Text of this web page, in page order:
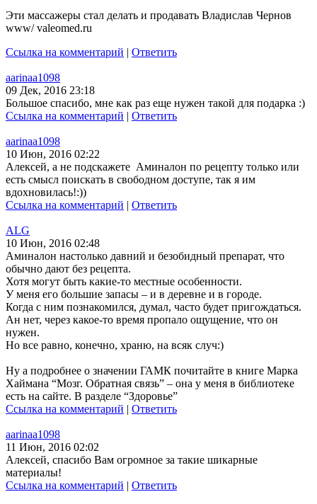
Эти массажеры стал делать и продавать Владислав Чернов
www/ valeomed.ru
Ссылка на комментарий | Ответить
aarinaa1098
09 Дек, 2016 23:18
Большое спасибо, мне как раз еще нужен такой для подарка :)
Ссылка на комментарий | Ответить
aarinaa1098
10 Июн, 2016 02:22
Алексей, а не подскажете Аминалон по рецепту только или
есть смысл поискать в свободном доступе, так я им
вдохновилась!:))
Ссылка на комментарий | Ответить
ALG
10 Июн, 2016 02:48
Аминалон настолько давний и безобидный препарат, что
обычно дают без рецепта.
Хотя могут быть какие-то местные особенности.
У меня его большие запасы – и в деревне и в городе.
Когда с ним познакомился, думал, часто будет пригождаться.
Ан нет, через какое-то время пропало ощущение, что он
нужен.
Но все равно, конечно, храню, на всяк случ:)
Ну а подробнее о значении ГАМК почитайте в книге Марка
Хаймана “Мозг. Обратная связь” – она у меня в библиотеке
есть на сайте. В разделе “Здоровье”
Ссылка на комментарий | Ответить
aarinaa1098
11 Июн, 2016 02:02
Алексей, спасибо Вам огромное за такие шикарные
материалы!
Ссылка на комментарий | Ответить